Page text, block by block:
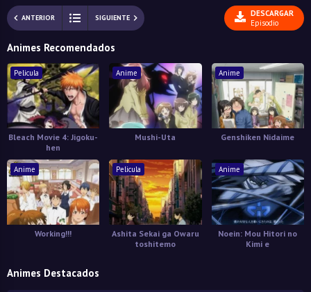
ANTERIOR SIGUIENTE
DESCARGAR
Episodio
Animes Recomendados
Pelicula
Bleach Movie 4: Jigoku-
hen
Anime
Mushi-Uta
Anime
Genshiken Nidaime
Anime
Working!!!
Pelicula
Ashita Sekai ga Owaru
toshitemo
Anime
Noein: Mou Hitori no
Kimi e
Animes Destacados